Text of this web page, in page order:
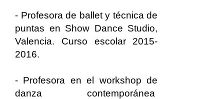
- Profesora de ballet y técnica de
puntas en Show Dance Studio,
Valencia. Curso escolar 2015-
2016.
- Profesora en el workshop de
danza contemporánea